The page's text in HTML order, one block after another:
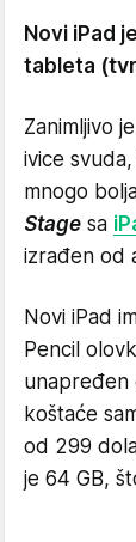
Novi iPad
tableta
Zanimljivo
ivice
mnogo
Stage sa
izrađen od
Novi iPad
Pencil
unapređen
koštaće
od 299
je 64 GB,